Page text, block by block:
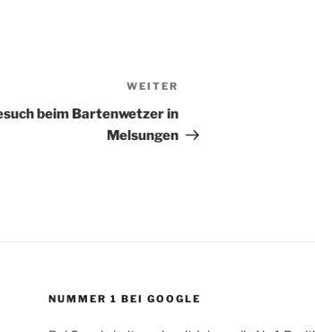
Beitrag
WEITER
beim Bartenwetzer in
Melsungen
NUMMER 1 BEI GOOGLE